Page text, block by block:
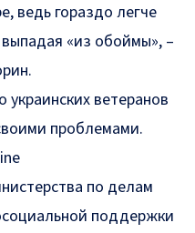
ведь гораздо легче
«из обоймы», –
ветеранов
проблемами.
по делам
поддержки